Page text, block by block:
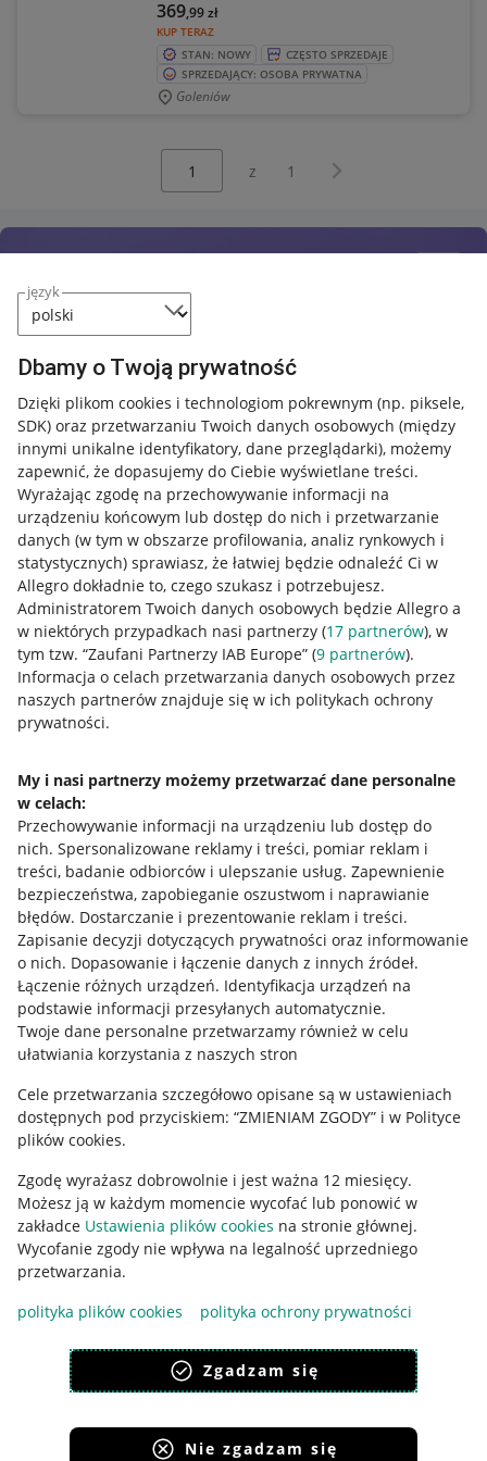
język
Dbamy o Twoją prywatność
Dzięki plikom cookies i technologiom pokrewnym (np. piksele,
SDK) oraz przetwarzaniu Twoich danych osobowych (między
innymi unikalne identyfikatory, dane przeglądarki), możemy
zapewnić, że dopasujemy do Ciebie wyświetlane treści.
Wyrażając zgodę na przechowywanie informacji na
urządzeniu końcowym lub dostęp do nich i przetwarzanie
danych (w tym w obszarze profilowania, analiz rynkowych i
statystycznych) sprawiasz, że łatwiej będzie odnaleźć Ci w
Allegro dokładnie to, czego szukasz i potrzebujesz.
Administratorem Twoich danych osobowych będzie Allegro a
w niektórych przypadkach nasi partnerzy (17 partnerów), w
tym tzw. “Zaufani Partnerzy IAB Europe” (9 partnerów).
Informacja o celach przetwarzania danych osobowych przez
naszych partnerów znajduje się w ich politykach ochrony
prywatności.
My i nasi partnerzy możemy przetwarzać dane personalne
w celach:
Przechowywanie informacji na urządzeniu lub dostęp do
nich. Spersonalizowane reklamy i treści, pomiar reklam i
treści, badanie odbiorców i ulepszanie usług. Zapewnienie
bezpieczeństwa, zapobieganie oszustwom i naprawianie
błędów. Dostarczanie i prezentowanie reklam i treści.
Zapisanie decyzji dotyczących prywatności oraz informowanie
o nich. Dopasowanie i łączenie danych z innych źródeł.
Łączenie różnych urządzeń. Identyfikacja urządzeń na
podstawie informacji przesyłanych automatycznie.
Twoje dane personalne przetwarzamy również w celu
ułatwiania korzystania z naszych stron
Cele przetwarzania szczegółowo opisane są w ustawieniach
dostępnych pod przyciskiem: “ZMIENIAM ZGODY” i w Polityce
plików cookies.
Zgodę wyrażasz dobrowolnie i jest ważna 12 miesięcy.
Możesz ją w każdym momencie wycofać lub ponowić w
zakładce Ustawienia plików cookies na stronie głównej.
Wycofanie zgody nie wpływa na legalność uprzedniego
przetwarzania.
polityka plików cookies
polityka ochrony prywatności
Zgadzam się
Nie zgadzam się
KUP TERAZ
369,99zł
STAN: NOWY
CZĘSTO SPRZEDAJE
SPRZEDAJĄCY: OSOBA PRYWATNA
Goleniów
z 1 Następna strona
Przydatne informacje
Jak to działa
Allegro Gadane dla sprzedających
Allegro Gadane dla kupujących
Mapa miejscowości
Informacje prawne
Regulamin
Polityka plików "cookies"
Ustawienia plików "cookies"
Udostępnianie lokalizacji
Informacje dla Aktu o Usługach Cyfrowych
Pobierz aplikację